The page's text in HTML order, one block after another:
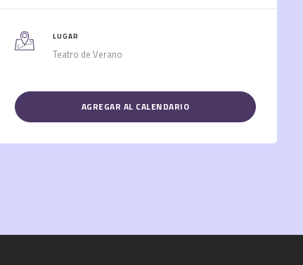
LUGAR
Teatro de Verano
AGREGAR AL CALENDARIO